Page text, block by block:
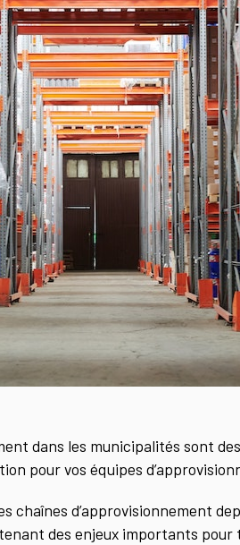
dans les municipalités sont
pour vos équipes
chaînes d’approvisionnement
des enjeux importants